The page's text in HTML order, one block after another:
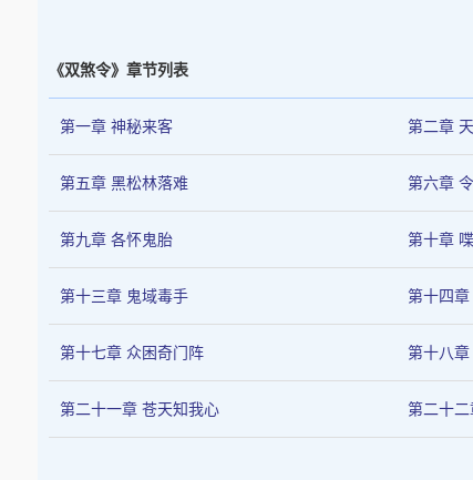
《双煞令》章节列表
第一章 神秘来客 第二章
第五章 黑松林落难 第六章
第九章 各怀鬼胎 第十章
第十三章 鬼域毒手 第十四
第十七章 众困奇门阵 第十八
第二十一章 苍天知我心 第二十